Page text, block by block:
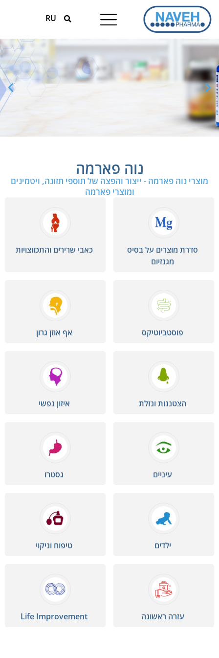
RU
תוסף המגנזיום המרוכז ביותר
בישראל!
עם ספיגה תוך תאית מוכחת
לפרטים נוספים
נוה פארמה
מוצרי נוה פארמה - ייצור והפצה של תוספי תזונה, ויטמינים
ומוצרי פארמה
סדרת מוצרים על בסיס
מגנזיום
כאבי שרירים והתכווצויות
פוסטביוטיקס אף אוזן גרון
הצטננות ונזלת איזון נפשי
עיניים גסטרו
ילדים טיפוח וניקוי
עזרה ראשונה Life Improvement